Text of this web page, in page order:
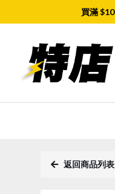
買滿 $
返回商品列表